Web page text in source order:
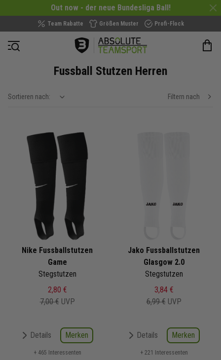
Out now - der neue Bundesliga Ball!
Team Rabatte Größen Muster Profi-Flock
Navigation öffnen
Fussball Stutzen Herren
Sortieren nach: show filteroptions Filtern nach
Nike Fussballstutzen
Game
Stegstutzen
2,80 €
7,00 € UVP
Details Merken
+ 465 Interessenten
Jako Fussballstutzen
Glasgow 2.0
Stegstutzen
3,84 €
6,99 € UVP
Details Merken
+ 221 Interessenten